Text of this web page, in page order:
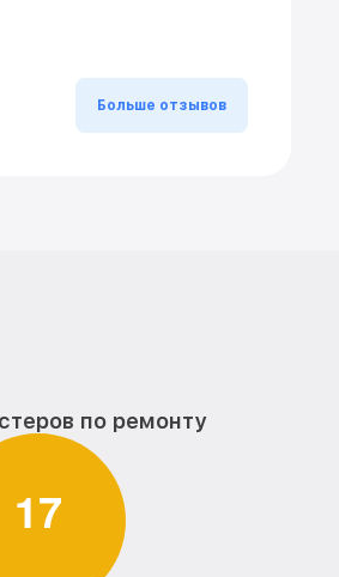
Больше отзывов
по ремонту
17